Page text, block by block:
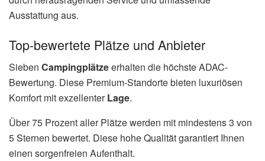
Ausstattung aus.
Top-bewertete Plätze und Anbieter
Sieben Campingplätzeerhalten die höchste ADAC-
Bewertung. Diese Premium-Standorte bieten luxuriösen
Komfort mit exzellenterLage.
Über 75 Prozent aller Plätze werden mit mindestens 3 von
5 Sternen bewertet. Diese hohe Qualität garantiert Ihnen
einen sorgenfreien Aufenthalt.